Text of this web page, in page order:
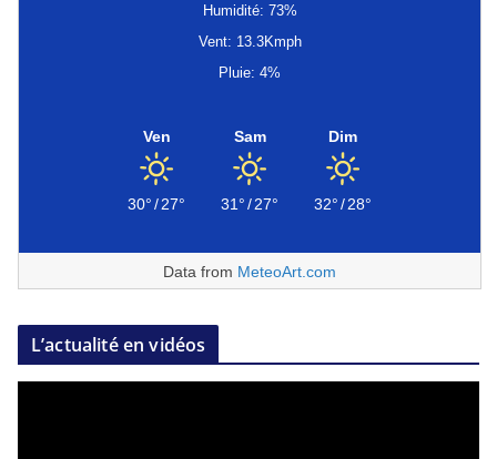
Humidité: 73%
Vent: 13.3Kmph
Pluie: 4%
Ven
30°/27°
Sam
31°/27°
Dim
32°/28°
Data from MeteoArt.com
L’actualité en vidéos